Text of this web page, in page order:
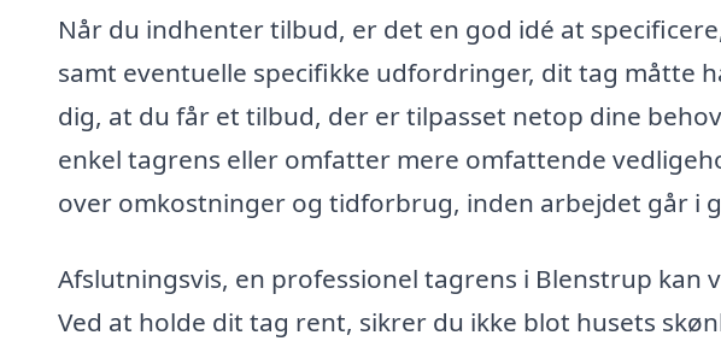
Når du indhenter tilbud, er det en god idé at
samt eventuelle specifikke udfordringer, dit tag måtte
dig, at du får et tilbud, der er tilpasset netop dine
enkel tagrens eller omfatter mere omfattende
over omkostninger og tidforbrug, inden arbejdet går i
Afslutningsvis, en professionel tagrens i Blenstrup kan
Ved at holde dit tag rent, sikrer du ikke blot husets